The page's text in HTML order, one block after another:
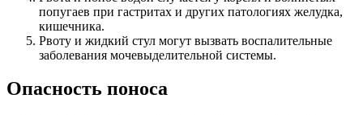
попугаев при гастритах и других патологиях желудка,
кишечника.
Рвоту и жидкий стул могут вызвать воспалительные
заболевания мочевыделительной системы.
Опасность поноса